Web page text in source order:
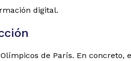
digital.
de París. En concreto,